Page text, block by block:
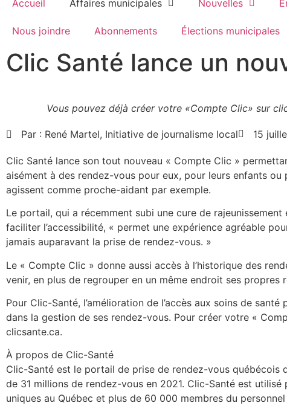
Accueil Affaires municipales Nouvelles
Nous joindre Abonnements Élections municipales
Clic Santé lance un
Vous pouvez déjà créer votre «Compte Clic» sur
Par : René Martel, Initiative de journalisme local 15
Clic Santé lance son tout nouveau « Compte Clic »
aisément à des rendez-vous pour eux, pour leurs enfants
agissent comme proche-aidant par exemple.
Le portail, qui a récemment subi une cure de
faciliter l’accessibilité, « permet une expérience agréable
jamais auparavant la prise de rendez-vous. »
Le « Compte Clic » donne aussi accès à l’historique des
venir, en plus de regrouper en un même endroit ses propres
Pour Clic-Santé, l’amélioration de l’accès aux soins de
dans la gestion de ses rendez-vous. Pour créer votre «
clicsante.ca.
À propos de Clic-Santé
Clic-Santé est le portail de prise de rendez-vous québécois
de 31 millions de rendez-vous en 2021. Clic-Santé est utilisé
uniques au Québec et plus de 60 000 membres du